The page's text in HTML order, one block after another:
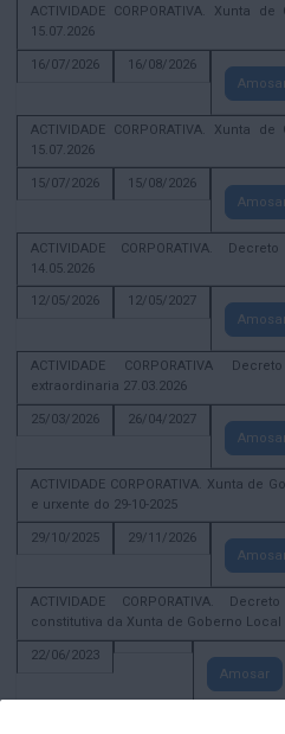
ACTIVIDADE CORPORATIVA. Xunta
15.07.2026
16/07/2026
16/08/2026
Amosar
ACTIVIDADE CORPORATIVA. Xunta
15.07.2026
15/07/2026
15/08/2026
Amosar
ACTIVIDADE CORPORATIVA.
14.05.2026
12/05/2026
12/05/2027
Amosar
ACTIVIDADE CORPORATIVA
extraordinaria 27.03.2026
25/03/2026
26/04/2027
Amosar
ACTIVIDADE CORPORATIVA. Xunta
e urxente do 29-10-2025
29/10/2025
29/11/2026
Amosar
ACTIVIDADE CORPORATIVA.
constitutiva da Xunta de Goberno
22/06/2023
Amosar